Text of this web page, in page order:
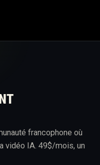
francophone où
vidéo IA. 49$/mois, un